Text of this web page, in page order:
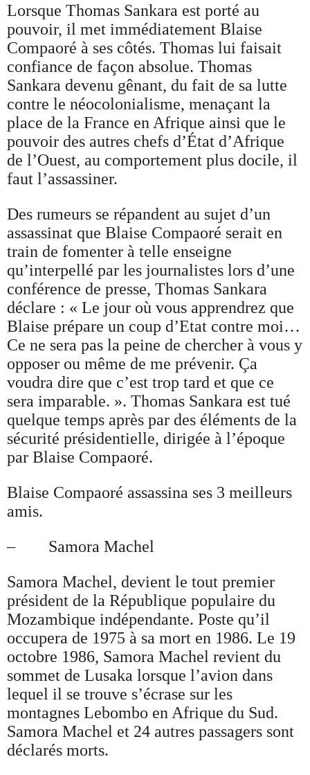
Lorsque Thomas Sankara est porté au
pouvoir, il met immédiatement Blaise
Compaoré à ses côtés. Thomas lui faisait
confiance de façon absolue. Thomas
Sankara devenu gênant, du fait de sa lutte
contre le néocolonialisme, menaçant la
place de la France en Afrique ainsi que le
pouvoir des autres chefs d’État d’Afrique
de l’Ouest, au comportement plus docile, il
faut l’assassiner.
Des rumeurs se répandent au sujet d’un
assassinat que Blaise Compaoré serait en
train de fomenter à telle enseigne
qu’interpellé par les journalistes lors d’une
conférence de presse, Thomas Sankara
déclare : « Le jour où vous apprendrez que
Blaise prépare un coup d’Etat contre moi…
Ce ne sera pas la peine de chercher à vous y
opposer ou même de me prévenir. Ça
voudra dire que c’est trop tard et que ce
sera imparable. ». Thomas Sankara est tué
quelque temps après par des éléments de la
sécurité présidentielle, dirigée à l’époque
par Blaise Compaoré.
Blaise Compaoré assassina ses 3 meilleurs
amis.
– Samora Machel
Samora Machel, devient le tout premier
président de la République populaire du
Mozambique indépendante. Poste qu’il
occupera de 1975 à sa mort en 1986. Le 19
octobre 1986, Samora Machel revient du
sommet de Lusaka lorsque l’avion dans
lequel il se trouve s’écrase sur les
montagnes Lebombo en Afrique du Sud.
Samora Machel et 24 autres passagers sont
déclarés morts.